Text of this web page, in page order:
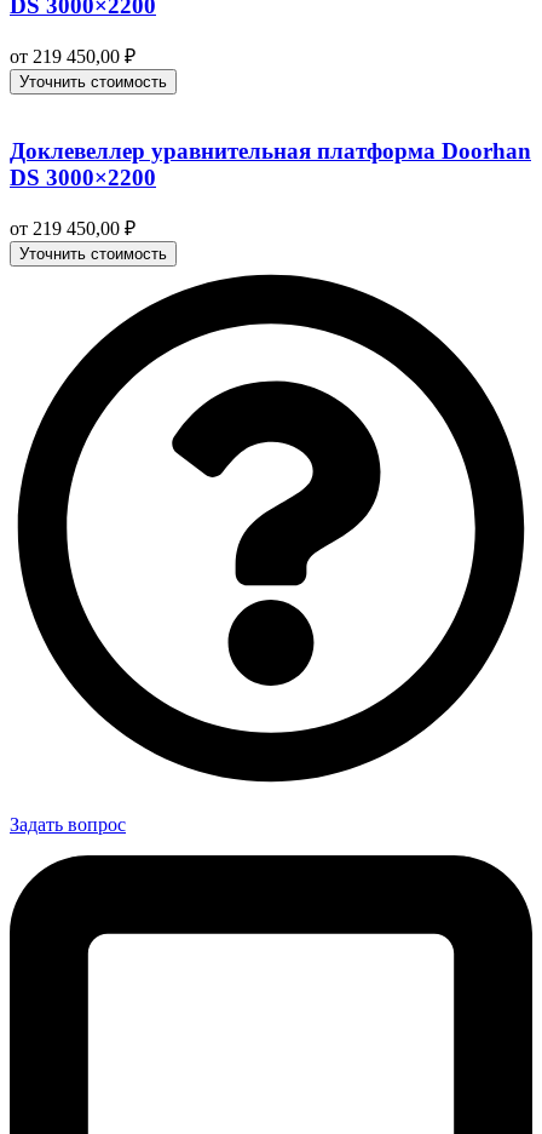
DS 3000×2200
от 219 450,00 ₽
Уточнить стоимость
Доклевеллер уравнительная платформа Doorhan
DS 3000×2200
от 219 450,00 ₽
Уточнить стоимость
Задать вопрос